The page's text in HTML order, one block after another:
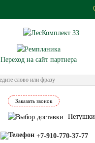
Переход на сайт партнера
Заказать звонок
Петушки
+7-910-770-37-77